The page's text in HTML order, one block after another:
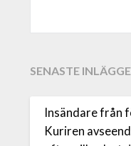
SENASTE
Insändare från
Kuriren